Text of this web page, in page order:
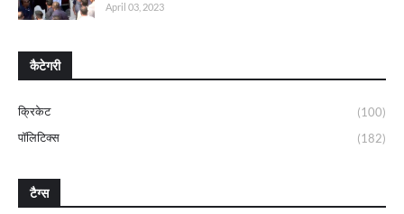
April 03, 2023
कैटेगरी
क्रिकेट
(100)
पॉलिटिक्स
(182)
टैग्स